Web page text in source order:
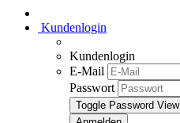
Kundenlogin
Kundenlogin
E-Mail
Passwort
Toggle Password View